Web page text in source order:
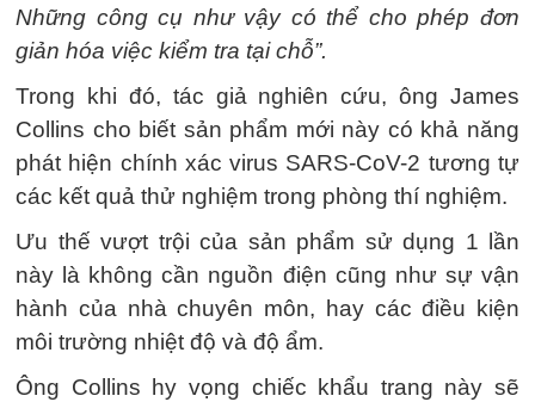
Những công cụ như vậy có thể cho phép đơn
giản hóa việc kiểm tra tại chỗ”.
Trong khi đó, tác giả nghiên cứu, ông James
Collins cho biết sản phẩm mới này có khả năng
phát hiện chính xác virus SARS-CoV-2 tương tự
các kết quả thử nghiệm trong phòng thí nghiệm.
Ưu thế vượt trội của sản phẩm sử dụng 1 lần
này là không cần nguồn điện cũng như sự vận
hành của nhà chuyên môn, hay các điều kiện
môi trường nhiệt độ và độ ẩm.
Ông Collins hy vọng chiếc khẩu trang này sẽ